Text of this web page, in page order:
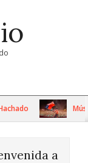
a